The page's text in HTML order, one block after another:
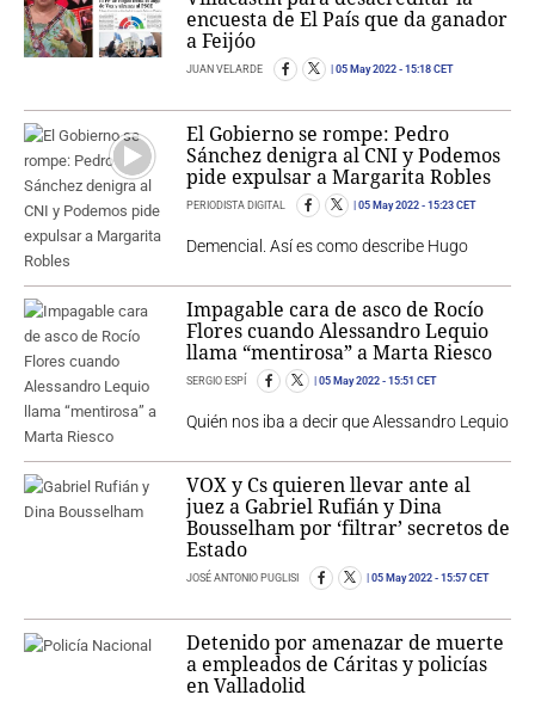
encuesta de El País que da ganador
a Feijóo
JUAN VELARDE 05 May 2022 - 15:18 CET
El Gobierno se rompe: Pedro
Sánchez denigra al CNI y Podemos
pide expulsar a Margarita Robles
PERIODISTA DIGITAL 05 May 2022 - 15:23 CET
Demencial. Así es como describe Hugo
Impagable cara de asco de Rocío
Flores cuando Alessandro Lequio
llama “mentirosa” a Marta Riesco
SERGIO ESPÍ 05 May 2022 - 15:51 CET
Quién nos iba a decir que Alessandro Lequio
VOX y Cs quieren llevar ante al
juez a Gabriel Rufián y Dina
Bousselham por ‘filtrar’ secretos de
Estado
JOSÉ ANTONIO PUGLISI 05 May 2022 - 15:57 CET
Detenido por amenazar de muerte
a empleados de Cáritas y policías
en Valladolid